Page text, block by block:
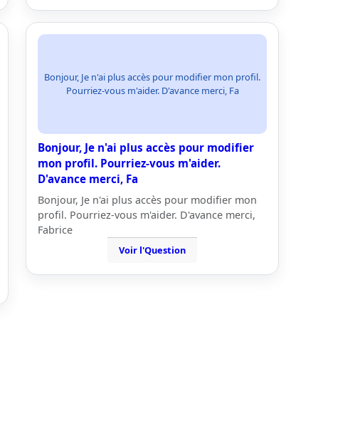
Bonjour, Je n'ai plus accès pour modifier mon profil.
Pourriez-vous m'aider. D'avance merci, Fa
Bonjour, Je n'ai plus accès pour modifier
mon profil. Pourriez-vous m'aider.
D'avance merci, Fa
Bonjour, Je n'ai plus accès pour modifier mon
profil. Pourriez-vous m'aider. D'avance merci,
Fabrice
Voir l'Question